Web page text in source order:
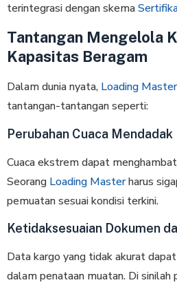
terintegrasi dengan skema
Tantangan Mengelola
Kapasitas Beragam
Dalam dunia nyata, Loading Master
tantangan-tantangan seperti:
Perubahan Cuaca Mendadak
Cuaca ekstrem dapat
Seorang Loading Masterharus
pemuatan sesuai kondisi terkini.
Ketidaksesuaian Dokumen
Data kargo yang tidak akurat
dalam penataan muatan. Di sinilah